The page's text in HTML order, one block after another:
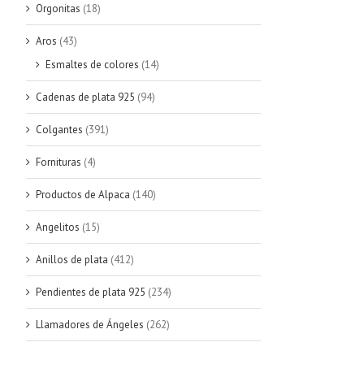
Orgonitas (18)
Aros (43)
Esmaltes de colores (14)
Cadenas de plata 925 (94)
Colgantes (391)
Fornituras (4)
Productos de Alpaca (140)
Angelitos (15)
Anillos de plata (412)
Pendientes de plata 925 (234)
Llamadores de Ángeles (262)